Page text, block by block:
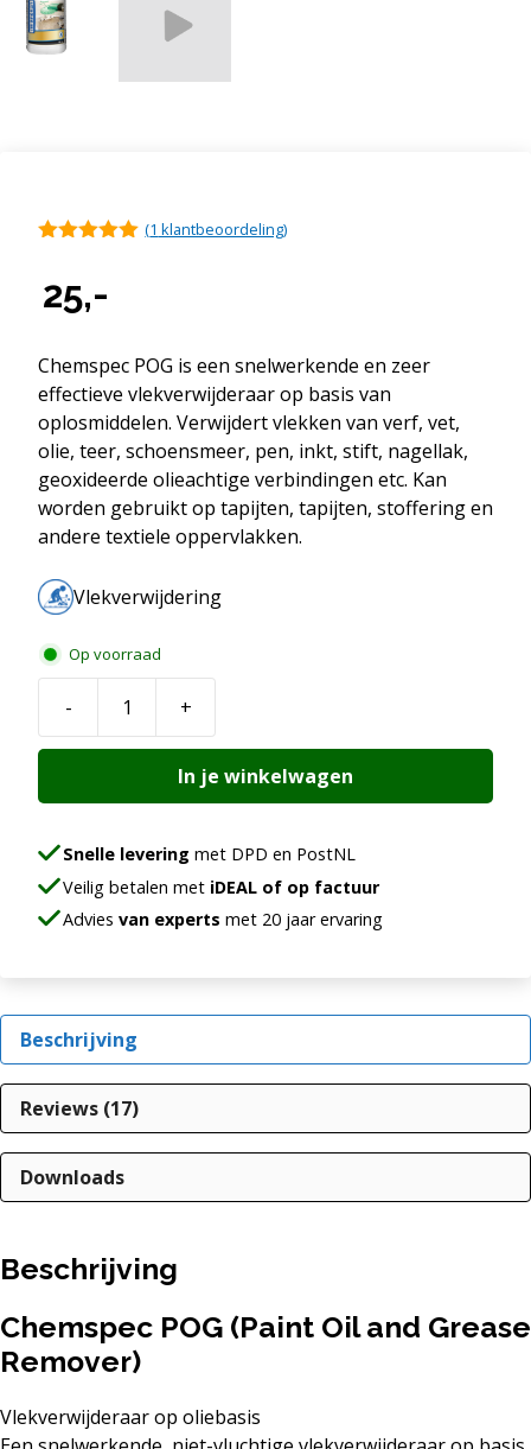
(1 klantbeoordeling)
25,-
Chemspec POG is een snelwerkende en zeer
effectieve vlekverwijderaar op basis van
oplosmiddelen. Verwijdert vlekken van verf, vet,
olie, teer, schoensmeer, pen, inkt, stift, nagellak,
geoxideerde olieachtige verbindingen etc. Kan
worden gebruikt op tapijten, tapijten, stoffering en
andere textiele oppervlakken.
Vlekverwijdering
Op voorraad
-
POG
(Paint
Oil
(vlekkenmiddel)
aantal
+
In je winkelwagen
Snelle levering met DPD en PostNL
Veilig betalen met iDEAL of op factuur
Advies van experts met 20 jaar ervaring
Beschrijving
Reviews (17)
Downloads
Beschrijving
Chemspec POG (Paint Oil and Grease
Remover)
Vlekverwijderaar op oliebasis